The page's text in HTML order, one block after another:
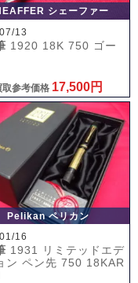
シェーファー
13
1920 18K 750 ゴー
取参考価格 17,500円
Pelikan ペリカン
16
1931 リミテッドエデ
ン ペン先 750 18KAR